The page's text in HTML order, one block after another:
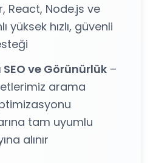
React, Node.js ve
yüksek hızlı, güvenli
SEO ve Görünürlük –
arama
tam uyumlu
alınır